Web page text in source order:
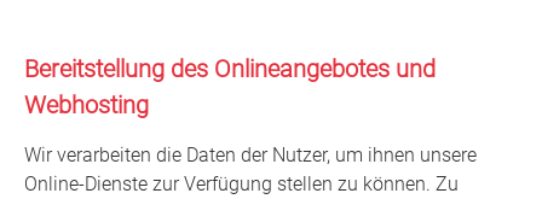
Bereitstellung des Onlineangebotes und
Webhosting
Wir verarbeiten die Daten der Nutzer, um ihnen unsere
Online-Dienste zur Verfügung stellen zu können. Zu